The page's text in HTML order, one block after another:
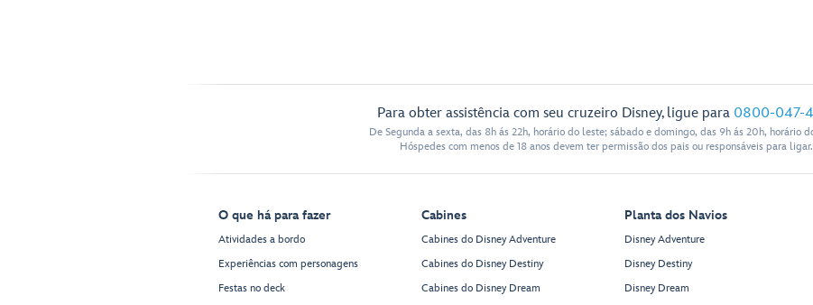
Para obter assistência com seu cruzeiro Disney, ligue para 0800-047-
De Segunda a sexta, das 8h ás 22h, horário do leste; sábado e domingo, das 9h ás 20h, horário
Hóspedes com menos de 18 anos devem ter permissão dos pais ou responsáveis para ligar.
O que há para fazer
Atividades a bordo
Experiências com personagens
Festas no deck
Cabines
Cabines do Disney Adventure
Cabines do Disney Destiny
Cabines do Disney Dream
Planta dos Navios
Disney Adventure
Disney Destiny
Disney Dream